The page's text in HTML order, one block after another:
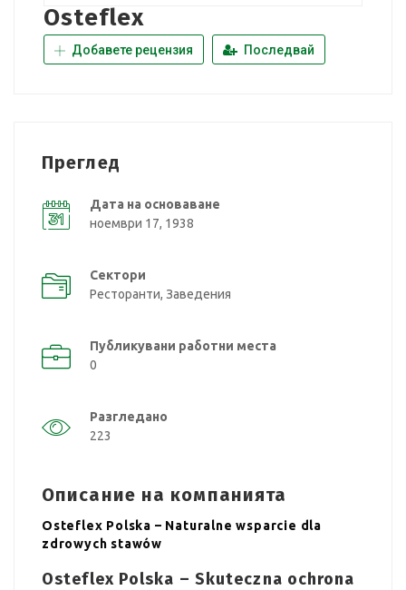
Osteflex
Добавете рецензия Последвай
Преглед
Дата на основаване
ноември 17, 1938
Сектори
Ресторанти, Заведения
Публикувани работни места
0
Разгледано
223
Описание на компанията
Osteflex Polska – Naturalne wsparcie dla
zdrowych stawów
Osteflex Polska – Skuteczna ochrona